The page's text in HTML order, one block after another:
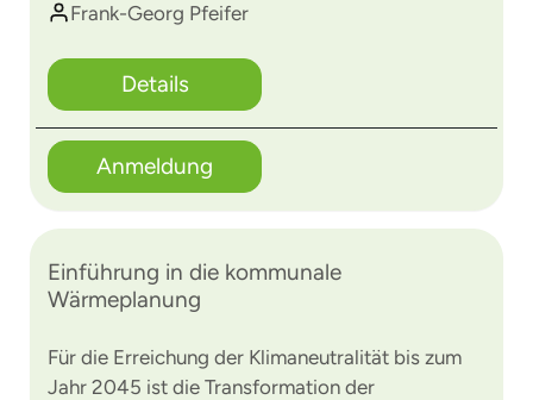
Frank-Georg Pfeifer
Details
Anmeldung
Einführung in die kommunale
Wärmeplanung
Für die Erreichung der Klimaneutralität bis zum
Jahr 2045 ist die Transformation der